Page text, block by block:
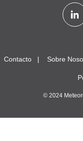
Contacto Sobre
© 2024